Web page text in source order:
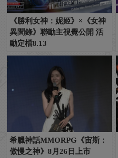
《勝利女神：妮姬》×《女神
異聞錄》聯動主視覺公開 活
動定檔8.13
希臘神話MMORPG《宙斯：
傲慢之神》8月26日上市